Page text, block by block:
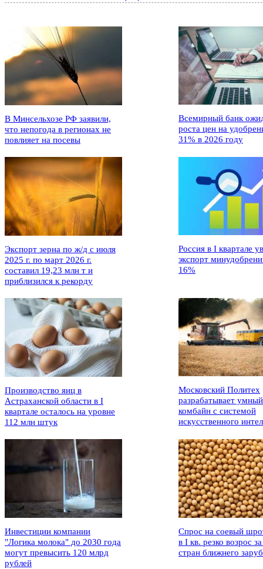
В Минсельхозе РФ заявили,
что непогода в регионах не
повлияет на посевы
Всемирный банк
роста цен на
31% в 2026 году
Экспорт зерна по ж/д с июля
2025 г. по март 2026 г.
составил 19,23 млн т и
приблизился к рекорду
Россия в I квартале
экспорт
16%
Производство яиц в
Астраханской области в I
квартале осталось на уровне
112 млн штук
Московский Политех
разрабатывает умный
комбайн с системой
искусственного
Инвестиции компании
"Логика молока" до 2030 года
могут превысить 120 млрд
рублей
Спрос на соевый
в I кв. резко возрос
стран ближнего